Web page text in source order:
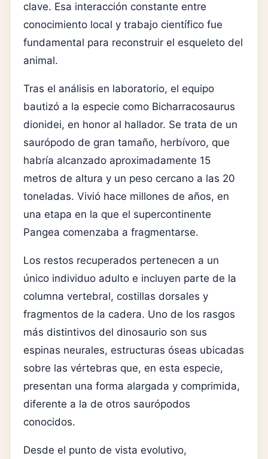
clave. Esa interacción constante entre
conocimiento local y trabajo científico fue
fundamental para reconstruir el esqueleto del
animal.
Tras el análisis en laboratorio, el equipo
bautizó a la especie como Bicharracosaurus
dionidei, en honor al hallador. Se trata de un
saurópodo de gran tamaño, herbívoro, que
habría alcanzado aproximadamente 15
metros de altura y un peso cercano a las 20
toneladas. Vivió hace millones de años, en
una etapa en la que el supercontinente
Pangea comenzaba a fragmentarse.
Los restos recuperados pertenecen a un
único individuo adulto e incluyen parte de la
columna vertebral, costillas dorsales y
fragmentos de la cadera. Uno de los rasgos
más distintivos del dinosaurio son sus
espinas neurales, estructuras óseas ubicadas
sobre las vértebras que, en esta especie,
presentan una forma alargada y comprimida,
diferente a la de otros saurópodos
conocidos.
Desde el punto de vista evolutivo,